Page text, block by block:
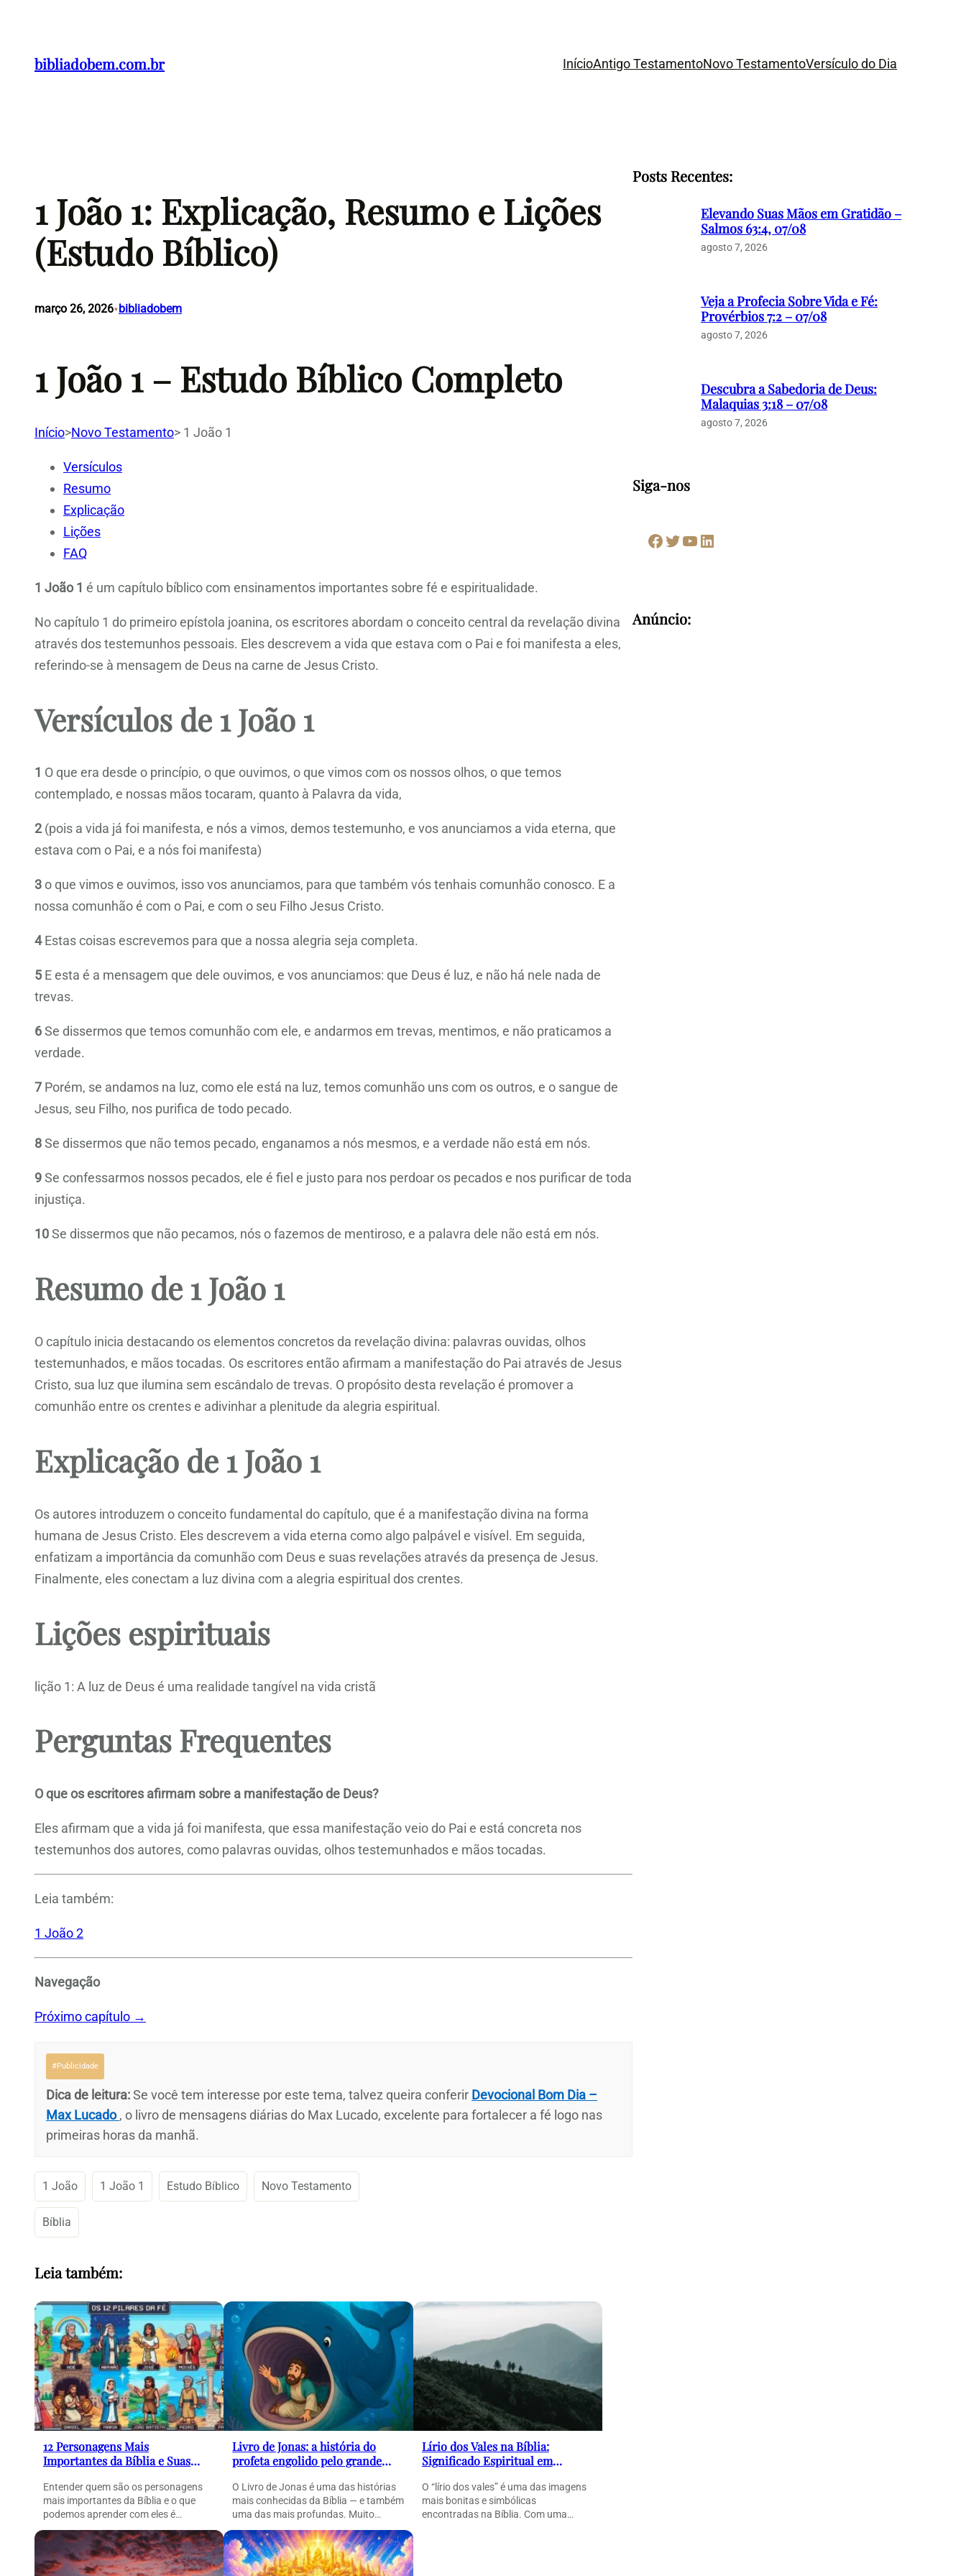
bibliadobem.com.br InícioAntigo TestamentoNovo TestamentoVersículo do Dia
1 João 1: Explicação, Resumo e Lições
(Estudo Bíblico)
março 26, 2026• bibliadobem
1 João 1 – Estudo Bíblico Completo
Início>Novo Testamento> 1 João 1
Versículos
Resumo
Explicação
Lições
FAQ
1 João 1 é um capítulo bíblico com ensinamentos importantes sobre fé e espiritualidade.
No capítulo 1 do primeiro epístola joanina, os escritores abordam o conceito central da revelação divina
através dos testemunhos pessoais. Eles descrevem a vida que estava com o Pai e foi manifesta a eles,
referindo-se à mensagem de Deus na carne de Jesus Cristo.
Versículos de 1 João 1
1 O que era desde o princípio, o que ouvimos, o que vimos com os nossos olhos, o que temos
contemplado, e nossas mãos tocaram, quanto à Palavra da vida,
2(pois a vida já foi manifesta, e nós a vimos, demos testemunho, e vos anunciamos a vida eterna, que
estava com o Pai, e a nós foi manifesta)
3o que vimos e ouvimos, isso vos anunciamos, para que também vós tenhais comunhão conosco. E a
nossa comunhão é com o Pai, e com o seu Filho Jesus Cristo.
4Estas coisas escrevemos para que a nossa alegria seja completa.
5 E esta é a mensagem que dele ouvimos, e vos anunciamos: que Deus é luz, e não há nele nada de
trevas.
6Se dissermos que temos comunhão com ele, e andarmos em trevas, mentimos, e não praticamos a
verdade.
7 Porém, se andamos na luz, como ele está na luz, temos comunhão uns com os outros, e o sangue de
Jesus, seu Filho, nos purifica de todo pecado.
8Se dissermos que não temos pecado, enganamos a nós mesmos, e a verdade não está em nós.
9Se confessarmos nossos pecados, ele é fiel e justo para nos perdoar os pecados e nos purificar de toda
injustiça.
10Se dissermos que não pecamos, nós o fazemos de mentiroso, e a palavra dele não está em nós.
Resumo de 1 João 1
O capítulo inicia destacando os elementos concretos da revelação divina: palavras ouvidas, olhos
testemunhados, e mãos tocadas. Os escritores então afirmam a manifestação do Pai através de Jesus
Cristo, sua luz que ilumina sem escândalo de trevas. O propósito desta revelação é promover a
comunhão entre os crentes e adivinhar a plenitude da alegria espiritual.
Explicação de 1 João 1
Os autores introduzem o conceito fundamental do capítulo, que é a manifestação divina na forma
humana de Jesus Cristo. Eles descrevem a vida eterna como algo palpável e visível. Em seguida,
enfatizam a importância da comunhão com Deus e suas revelações através da presença de Jesus.
Finalmente, eles conectam a luz divina com a alegria espiritual dos crentes.
Lições espirituais
lição 1: A luz de Deus é uma realidade tangível na vida cristã
Perguntas Frequentes
O que os escritores afirmam sobre a manifestação de Deus?
Eles afirmam que a vida já foi manifesta, que essa manifestação veio do Pai e está concreta nos
testemunhos dos autores, como palavras ouvidas, olhos testemunhados e mãos tocadas.
Leia também:
1 João 2
Navegação
Próximo capítulo →
#Publicidade
Dica de leitura:Se você tem interesse por este tema, talvez queira conferir Devocional Bom Dia –
Max Lucado, o livro de mensagens diárias do Max Lucado, excelente para fortalecer a fé logo nas
primeiras horas da manhã.
1 João 1 João 1 Estudo Bíblico Novo Testamento
Bíblia
Leia também:
12 Personagens Mais
Importantes da Bíblia e Suas
Entender quem são os personagens
mais importantes da Bíblia e o que
podemos aprender com eles é
essencial para compreender…
Livro de Jonas: a história do
profeta engolido pelo grande
O Livro de Jonas é uma das histórias
mais conhecidas da Bíblia — e também
uma das mais profundas. Muito…
Lírio dos Vales na Bíblia:
Significado Espiritual em
O “lírio dos vales” é uma das imagens
mais bonitas e simbólicas
encontradas na Bíblia. Com uma
Posts Recentes:
Elevando Suas Mãos em Gratidão –
Salmos 63:4, 07/08
agosto 7, 2026
Veja a Profecia Sobre Vida e Fé:
Provérbios 7:2 – 07/08
agosto 7, 2026
Descubra a Sabedoria de Deus:
Malaquias 3:18 – 07/08
agosto 7, 2026
Siga-nos
Facebook Twitter Youtube LinkedIn
Anúncio: